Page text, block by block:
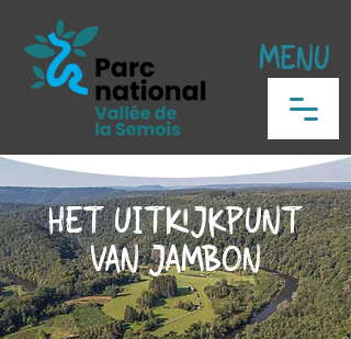
MENU
HET UITKIJKPUNT
VAN JAMBON